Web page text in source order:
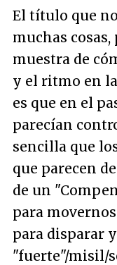
El título que
muchas cosas,
muestra de
y el ritmo en
es que en el
parecían
sencilla que
que parecen
de un
para
para disparar
"fuerte"/misil/